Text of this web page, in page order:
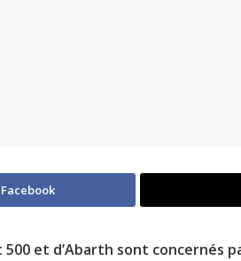
et d’Abarth sont concernés